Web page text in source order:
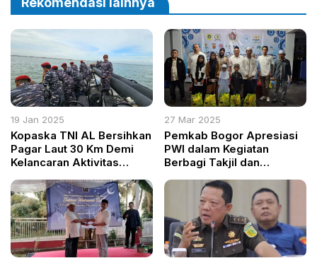
19 Jan 2025
Kopaska TNI AL Bersihkan
Pagar Laut 30 Km Demi
Kelancaran Aktivitas
27 Mar 2025
Pemkab Bogor Apresiasi
PWI dalam Kegiatan
Berbagi Takjil dan